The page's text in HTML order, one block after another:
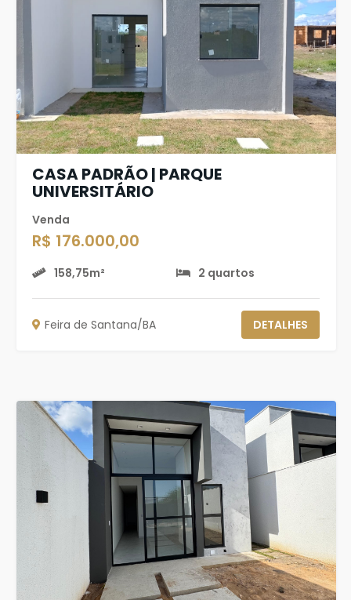
CASA PADRÃO | PARQUE
UNIVERSITÁRIO
Venda
R$ 176.000,00
158,75m² 2 quartos
Feira de Santana/BA DETALHES